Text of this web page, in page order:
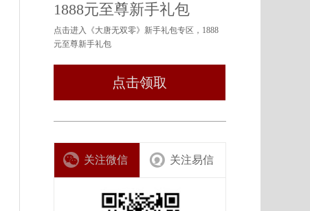
1888元至尊新手礼包
点击进入《大唐无双零》新手礼包专区，1888
元至尊新手礼包
点击领取
关注微信 关注易信